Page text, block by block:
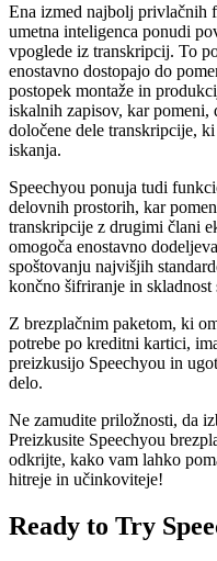
Ena izmed najbolj privlačnih
umetna inteligenca ponudi
vpoglede iz transkripcij. To
enostavno dostopajo do
postopek montaže in
iskalnih zapisov, kar
določene dele transkripcije,
iskanja.
Speechyou ponuja tudi
delovnih prostorih, kar
transkripcije z drugimi člani
omogoča enostavno
spoštovanju najvišjih
končno šifriranje in skladnost
Z brezplačnim paketom, ki
potrebe po kreditni kartici,
preizkusijo Speechyou in
delo.
Ne zamudite priložnosti, da
Preizkusite Speechyou
odkrijte, kako vam lahko
hitreje in učinkoviteje!
Ready to Try